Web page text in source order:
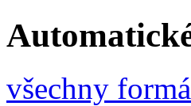
všechny